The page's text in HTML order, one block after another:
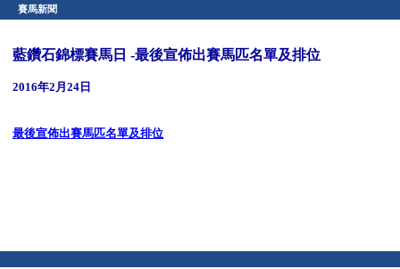
賽馬新聞
藍鑽石錦標賽馬日 -最後宣佈出賽馬匹名單及排位
2016年2月24日
最後宣佈出賽馬匹名單及排位